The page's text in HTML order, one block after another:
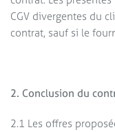
CGV divergentes du
contrat, sauf si le
2. Conclusion du
2.1 Les offres